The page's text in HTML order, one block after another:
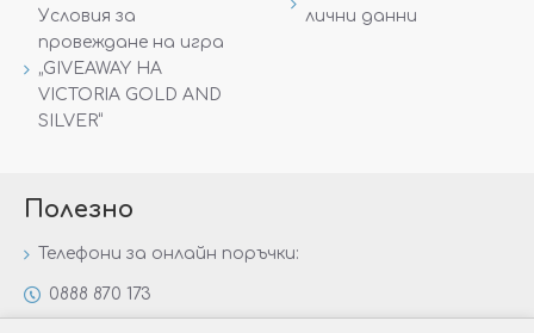
Условия за
провеждане на игра
„GIVEAWAY НА
VICTORIA GOLD AND
SILVER“
лични данни
Полезно
Телефони за онлайн поръчки:
0888 870 173